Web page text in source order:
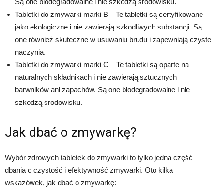
Są one biodegradowalne i nie szkodzą środowisku.
Tabletki do zmywarki marki B – Te tabletki są certyfikowane
jako ekologiczne i nie zawierają szkodliwych substancji. Są
one również skuteczne w usuwaniu brudu i zapewniają czyste
naczynia.
Tabletki do zmywarki marki C – Te tabletki są oparte na
naturalnych składnikach i nie zawierają sztucznych
barwników ani zapachów. Są one biodegradowalne i nie
szkodzą środowisku.
Jak dbać o zmywarkę?
Wybór zdrowych tabletek do zmywarki to tylko jedna część
dbania o czystość i efektywność zmywarki. Oto kilka
wskazówek, jak dbać o zmywarkę: